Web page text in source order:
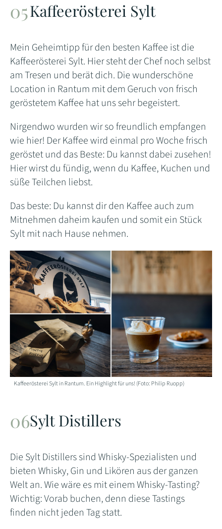
Kaffeerösterei Sylt
Mein Geheimtipp für den besten Kaffee ist die
Kaffeerösterei Sylt. Hier steht der Chef noch selbst
am Tresen und berät dich. Die wunderschöne
Location in Rantum mit dem Geruch von frisch
geröstetem Kaffee hat uns sehr begeistert.
Nirgendwo wurden wir so freundlich empfangen
wie hier! Der Kaffee wird einmal pro Woche frisch
geröstet und das Beste: Du kannst dabei zusehen!
Hier wirst du fündig, wenn du Kaffee, Kuchen und
süße Teilchen liebst.
Das beste: Du kannst dir den Kaffee auch zum
Mitnehmen daheim kaufen und somit ein Stück
Sylt mit nach Hause nehmen.
Kaffeerösterei Sylt in Rantum. Ein Highlight für uns! (Foto: Philip Ruopp)
Sylt Distillers
Die Sylt Distillers sind Whisky-Spezialisten und
bieten Whisky, Gin und Likören aus der ganzen
Welt an. Wie wäre es mit einem Whisky-Tasting?
Wichtig: Vorab buchen, denn diese Tastings
finden nicht jeden Tag statt.